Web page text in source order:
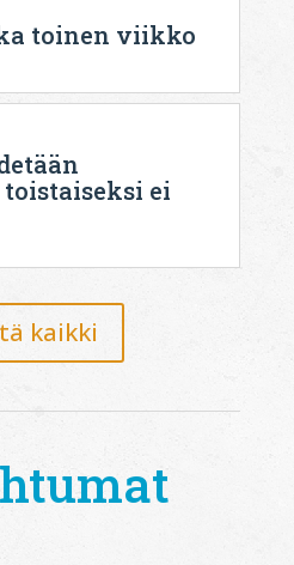
toinen viikko
ei
kaikki